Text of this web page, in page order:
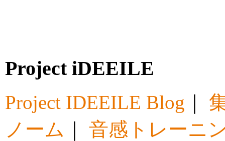
Project iDEEILE
Project IDEEILE Blog
ノーム
音感トレーニ